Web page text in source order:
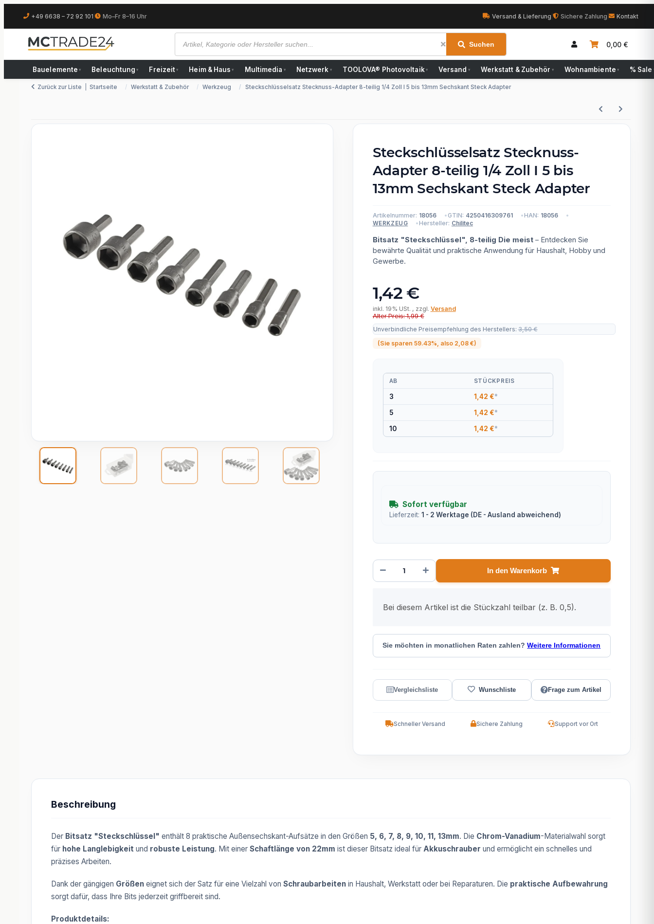
+49 6638 – 72 92 101 Mo–Fr 8–16 Uhr Versand & Lieferung Sichere Zahlung Kontakt
Suchen 0,00 €
Bauelemente ▾ Beleuchtung ▾ Freizeit ▾ Heim & Haus ▾ Multimedia ▾ Netzwerk ▾ TOOLOVA® Photovoltaik ▾ Versand ▾ Werkstatt & Zubehör ▾ Wohnambiente ▾ % Sale
Zurück zur Liste Startseite Werkstatt & Zubehör Werkzeug Steckschlüsselsatz Stecknuss-Adapter 8-teilig 1/4 Zoll I 5 bis 13mm Sechskant Steck Adapter
Steckschlüsselsatz Stecknuss-
Adapter 8-teilig 1/4 Zoll I 5 bis
13mm Sechskant Steck Adapter
Artikelnummer: 18056 GTIN: 4250416309761 HAN: 18056
WERKZEUG Hersteller: Chilitec
Bitsatz "Steckschlüssel", 8-teilig Die meist– Entdecken Sie
bewährte Qualität und praktische Anwendung für Haushalt, Hobby und
Gewerbe.
1,42 €
inkl. 19% USt. , zzgl. Versand
Alter Preis: 1,99 €
Unverbindliche Preisempfehlung des Herstellers:3,50 €
(Sie sparen 59.43% , also 2,08 €)
AB STÜCKPREIS
3 1,42 €*
5 1,42 €*
10 1,42 €*
Sofort verfügbar
Lieferzeit: 1 - 2 Werktage (DE - Ausland abweichend)
In den Warenkorb
Bei diesem Artikel ist die Stückzahl teilbar (z. B. 0,5).
Sie möchten in monatlichen Raten zahlen?Weitere Informationen
Frage zum Artikel
Schneller Versand Sichere Zahlung Support vor Ort
Beschreibung
Der Bitsatz "Steckschlüssel" enthält 8 praktische Außensechskant-Aufsätze in den Größen 5, 6, 7, 8, 9, 10, 11, 13mm. Die Chrom-Vanadium-Materialwahl sorgt
für hohe Langlebigkeit und robuste Leistung. Mit einer Schaftlänge von 22mm ist dieser Bitsatz ideal für Akkuschrauber und ermöglicht ein schnelles und
präzises Arbeiten.
Dank der gängigen Größen eignet sich der Satz für eine Vielzahl von Schraubarbeiten in Haushalt, Werkstatt oder bei Reparaturen. Die praktische Aufbewahrung
sorgt dafür, dass Ihre Bits jederzeit griffbereit sind.
Produktdetails: